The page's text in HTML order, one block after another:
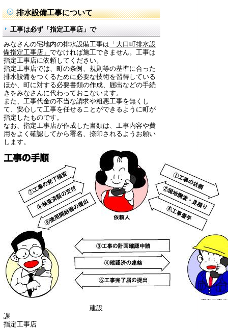
排水設備工事について
工事は必ず「指定工事店」で
みなさんの宅地内の排水設備工事は 「大口町排水設
備指定工事店」 でなければ施工できません。工事は
指定工事店に依頼してください。
指定工事店では、町の条例、規則等の基準に合った
排水設備をつくるために必要な技術を習得している
ほか、町に対する必要書類の作成、届出などの手続
きをみなさんに代わっておこないます。
また、工事代金の不当な請求や粗悪工事を無くし
て、安心して工事を任せることができるように町が
指定したものです。
なお、指定工事店が作成した書類は、工事内容や費
用をよく確認してから署名、捺印されるようお願い
します。
建設
課
指定工事店